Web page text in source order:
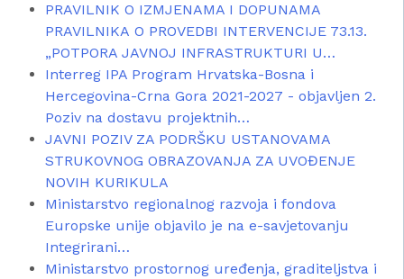
PRAVILNIK O IZMJENAMA I DOPUNAMA
PRAVILNIKA O PROVEDBI INTERVENCIJE 73.13.
„POTPORA JAVNOJ INFRASTRUKTURI U…
Interreg IPA Program Hrvatska-Bosna i
Hercegovina-Crna Gora 2021-2027 - objavljen 2.
Poziv na dostavu projektnih…
JAVNI POZIV ZA PODRŠKU USTANOVAMA
STRUKOVNOG OBRAZOVANJA ZA UVOĐENJE
NOVIH KURIKULA
Ministarstvo regionalnog razvoja i fondova
Europske unije objavilo je na e-savjetovanju
Integrirani…
Ministarstvo prostornog uređenja, graditeljstva i